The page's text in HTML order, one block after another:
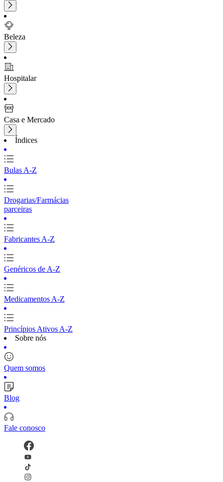
Beleza
Hospitalar
Casa e Mercado
Índices
Bulas A-Z
Drogarias/Farmácias
parceiras
Fabricantes A-Z
Genéricos de A-Z
Medicamentos A-Z
Princípios Ativos A-Z
Sobre nós
Quem somos
Blog
Fale conosco